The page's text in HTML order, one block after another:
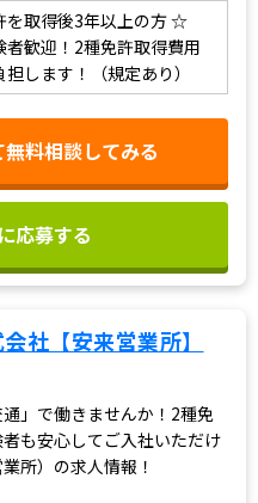
を取得後3年以上の方☆
者歓迎！2種免許取得費用
します！（規定あり）
料相談してみる
応募する
社【安来営業所】
」で働きませんか！2種免
も安心してご入社いただけ
所）の求人情報！